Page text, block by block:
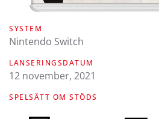
SYSTEM
Nintendo Switch
LANSERINGSDATUM
12 november, 2021
SPELSÄTT OM STÖDS